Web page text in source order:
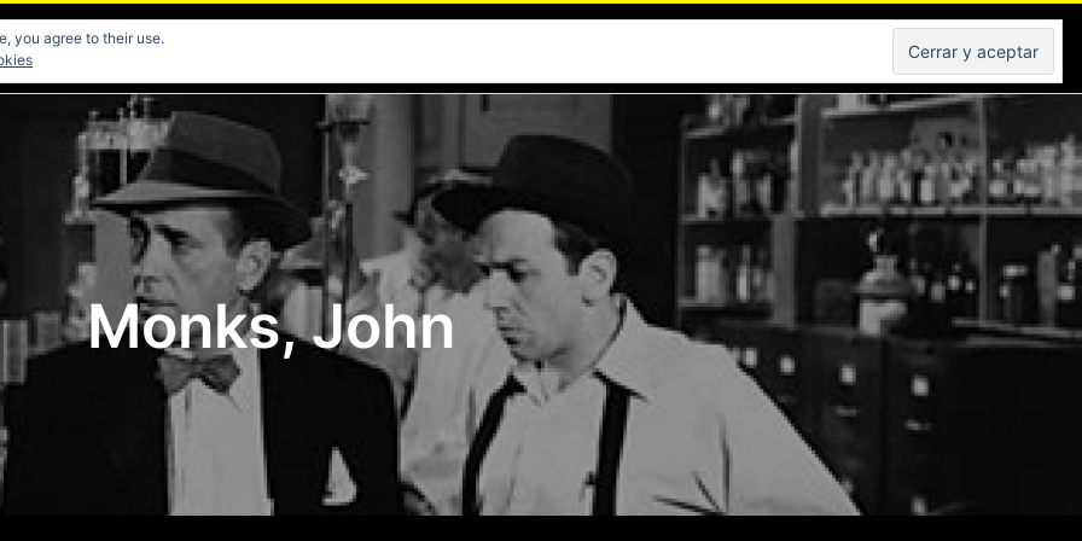
Directores
Monks, John
you agree to their use.